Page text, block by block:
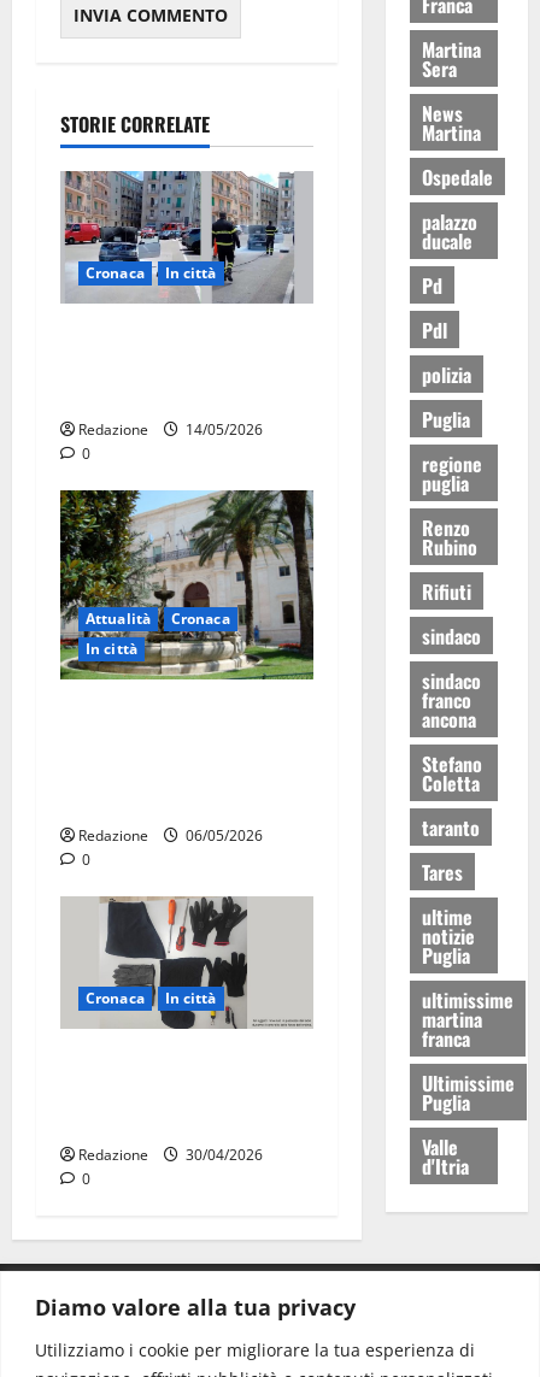
Diamo valore alla tua privacy
Utilizziamo i cookie per migliorare la tua esperienza di
STORIE CORRELATE
Cronaca In città
Redazione
14/05/2026
0
Attualità
Cronaca
In città
Redazione
06/05/2026
0
Cronaca In città
Redazione
30/04/2026
0
Martina
Sera
News
Martina
Ospedale
palazzo
ducale
Pd
Pdl
polizia
Puglia
regione
puglia
Renzo
Rubino
Rifiuti
sindaco
sindaco
franco
ancona
Stefano
Coletta
taranto
Tares
ultime
notizie
Puglia
ultimissime
martina
franca
Ultimissime
Puglia
Valle
d'Itria
CONTATTI.